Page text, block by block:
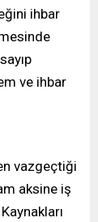
ihbar
ve ihbar
vazgeçtiği
aksine iş